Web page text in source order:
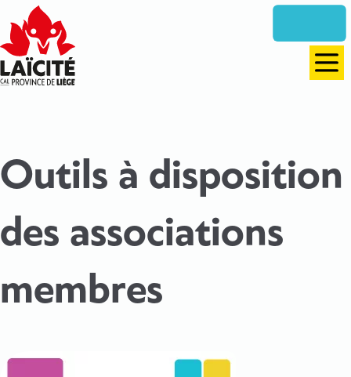
directement
vers
le
contenu
Outils à disposition
des associations
membres